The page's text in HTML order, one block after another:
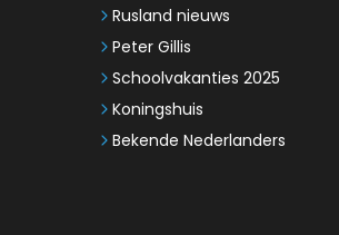
Rusland nieuws
Peter Gillis
Schoolvakanties 2025
Koningshuis
Bekende Nederlanders